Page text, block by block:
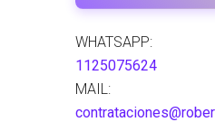
WHATSAPP:
1125075624
MAIL: